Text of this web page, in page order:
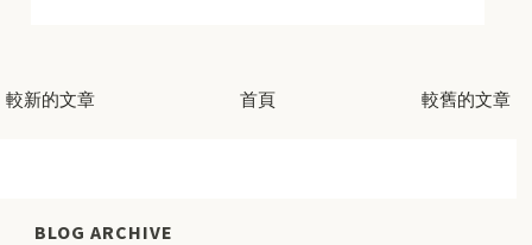
較新的文章 較舊的文章
首頁
BLOG ARCHIVE